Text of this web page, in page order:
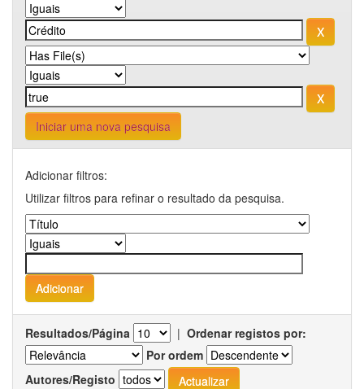
Iniciar uma nova pesquisa
Adicionar filtros:
Utilizar filtros para refinar o resultado da pesquisa.
Resultados/Página | Ordenar registos por:
Por ordem
Autores/Registo